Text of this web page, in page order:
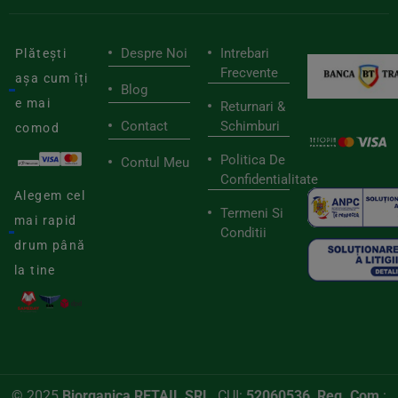
Plătești
așa cum îți
e mai
comod
Alegem cel
mai rapid
drum până
la tine
Despre Noi
Blog
Contact
Contul Meu
Intrebari
Frecvente
Returnari &
Schimburi
Politica De
Confidentialitate
Termeni Si
Conditii